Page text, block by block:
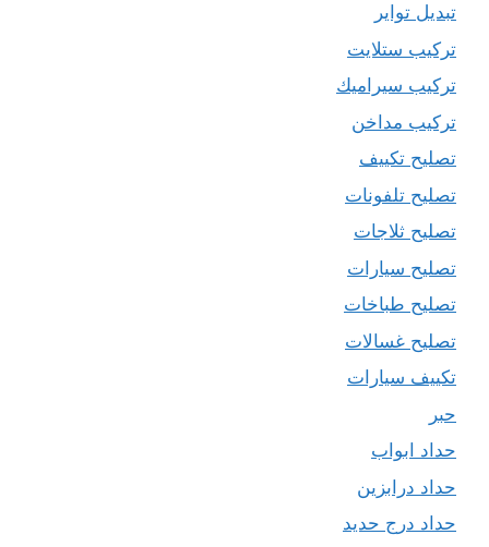
تبديل تواير
تركيب ستلايت
تركيب سيراميك
تركيب مداخن
تصليح تكييف
تصليح تلفونات
تصليح ثلاجات
تصليح سيارات
تصليح طباخات
تصليح غسالات
تكييف سيارات
حبر
حداد ابواب
حداد درابزين
حداد درج حديد